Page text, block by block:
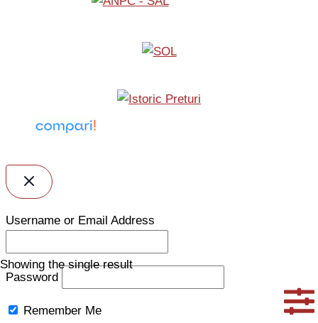
Showing the single result
Username or Email Address
Password
Remember Me